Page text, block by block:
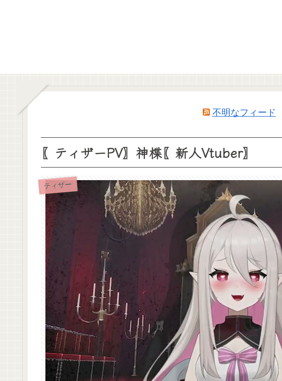
不明なフィード
〖ティザーPV〗神楪〖新人Vtuber〗
ティザー